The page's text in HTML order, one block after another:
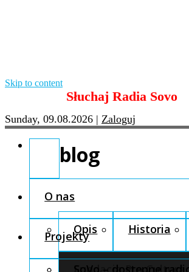
Skip to content
Słuchaj Radia Sovo
Sunday, 09.08.2026 | Zaloguj
O nas
Opis Historia
Fundacja Pro Cultura
Projekty
SoVo – dostępne
blog